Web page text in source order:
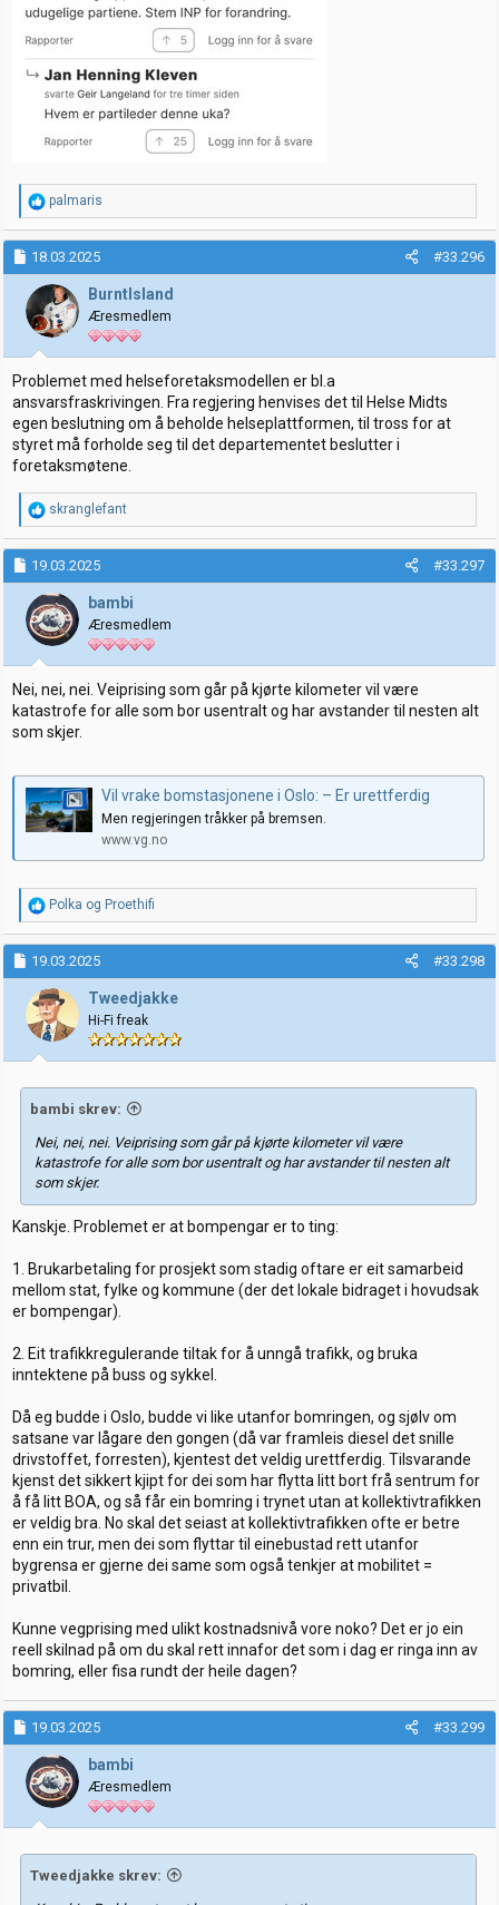
R
e
a
k
j
o
n
e
r
:
palmaris
18.03.2025 #33.296
BurntIsland
Æresmedlem
Problemet med helseforetaksmodellen er bl.a
ansvarsfraskrivingen. Fra regjering henvises det til Helse Midts
egen beslutning om å beholde helseplattformen, til tross for at
styret må forholde seg til det departementet beslutter i
foretaksmøtene.
R
e
a
k
j
o
n
e
r
:
skranglefant
19.03.2025 #33.297
bambi
Æresmedlem
Nei, nei, nei. Veiprising som går på kjørte kilometer vil være
katastrofe for alle som bor usentralt og har avstander til nesten alt
som skjer.
Vil vrake bomstasjonene i Oslo: – Er urettferdig
Men regjeringen tråkker på bremsen.
www.vg.no
R
e
a
k
s
j
o
n
e
r
Polka og Proethifi
19.03.2025 #33.298
Tweedjakke
Hi-Fi freak
bambi skrev:
Nei, nei, nei. Veiprising som går på kjørte kilometer vil være
katastrofe for alle som bor usentralt og har avstander til nesten alt
som skjer.
Kanskje. Problemet er at bompengar er to ting:
1. Brukarbetaling for prosjekt som stadig oftare er eit samarbeid
mellom stat, fylke og kommune (der det lokale bidraget i hovudsak
er bompengar).
2. Eit trafikkregulerande tiltak for å unngå trafikk, og bruka
inntektene på buss og sykkel.
Då eg budde i Oslo, budde vi like utanfor bomringen, og sjølv om
satsane var lågare den gongen (då var framleis diesel det snille
drivstoffet, forresten), kjentest det veldig urettferdig. Tilsvarande
kjenst det sikkert kjipt for dei som har flytta litt bort frå sentrum for
å få litt BOA, og så får ein bomring i trynet utan at kollektivtrafikken
er veldig bra. No skal det seiast at kollektivtrafikken ofte er betre
enn ein trur, men dei som flyttar til einebustad rett utanfor
bygrensa er gjerne dei same som også tenkjer at mobilitet =
privatbil.
Kunne vegprising med ulikt kostnadsnivå vore noko? Det er jo ein
reell skilnad på om du skal rett innafor det som i dag er ringa inn av
bomring, eller fisa rundt der heile dagen?
19.03.2025 #33.299
bambi
Æresmedlem
Tweedjakke skrev: